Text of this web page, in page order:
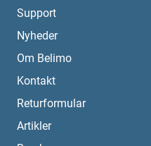
Support
Nyheder
Om Belimo
Kontakt
Returformular
Artikler